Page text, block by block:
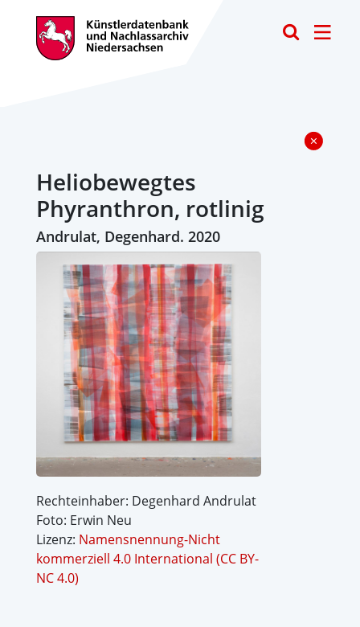
Heliobewegtes
Phyranthron, rotlinig
Andrulat, Degenhard. 2020
Rechteinhaber: Degenhard Andrulat
Foto: Erwin Neu
Lizenz: Namensnennung-Nicht
kommerziell 4.0 International (CC BY-
NC 4.0)